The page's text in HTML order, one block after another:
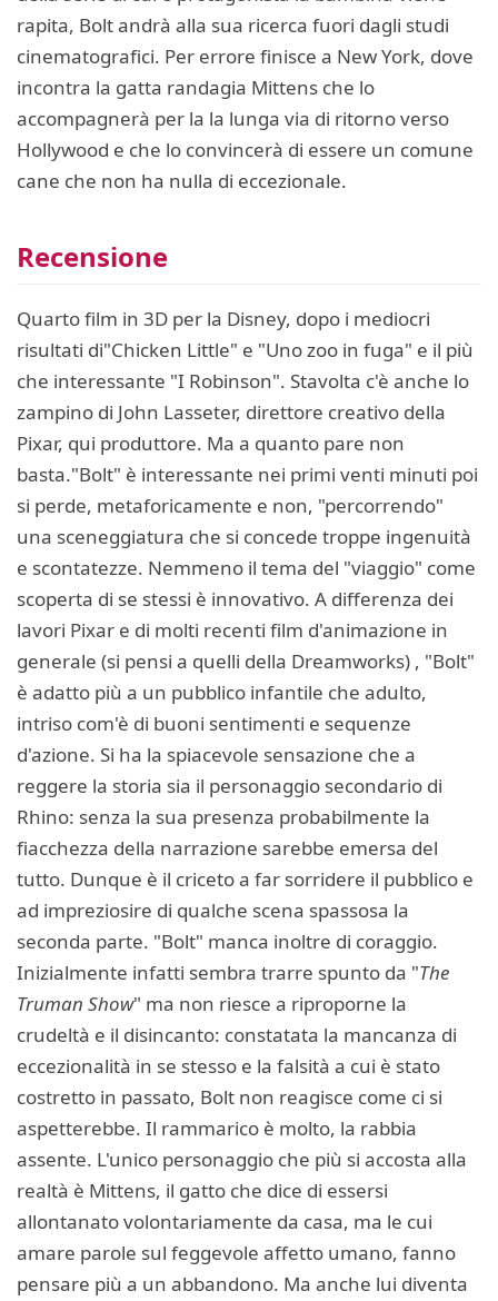
rapita, Bolt andrà alla sua ricerca fuori dagli studi
cinematografici. Per errore finisce a New York, dove
incontra la gatta randagia Mittens che lo
accompagnerà per la la lunga via di ritorno verso
Hollywood e che lo convincerà di essere un comune
cane che non ha nulla di eccezionale.
Recensione
Quarto film in 3D per la Disney, dopo i mediocri
risultati di"Chicken Little" e "Uno zoo in fuga" e il più
che interessante "I Robinson". Stavolta c'è anche lo
zampino di John Lasseter, direttore creativo della
Pixar, qui produttore. Ma a quanto pare non
basta."Bolt" è interessante nei primi venti minuti poi
si perde, metaforicamente e non, "percorrendo"
una sceneggiatura che si concede troppe ingenuità
e scontatezze. Nemmeno il tema del "viaggio" come
scoperta di se stessi è innovativo. A differenza dei
lavori Pixar e di molti recenti film d'animazione in
generale (si pensi a quelli della Dreamworks) , "Bolt"
è adatto più a un pubblico infantile che adulto,
intriso com'è di buoni sentimenti e sequenze
d'azione. Si ha la spiacevole sensazione che a
reggere la storia sia il personaggio secondario di
Rhino: senza la sua presenza probabilmente la
fiacchezza della narrazione sarebbe emersa del
tutto. Dunque è il criceto a far sorridere il pubblico e
ad impreziosire di qualche scena spassosa la
seconda parte. "Bolt" manca inoltre di coraggio.
Inizialmente infatti sembra trarre spunto da "The
Truman Show" ma non riesce a riproporne la
crudeltà e il disincanto: constatata la mancanza di
eccezionalità in se stesso e la falsità a cui è stato
costretto in passato, Bolt non reagisce come ci si
aspetterebbe. Il rammarico è molto, la rabbia
assente. L'unico personaggio che più si accosta alla
realtà è Mittens, il gatto che dice di essersi
allontanato volontariamente da casa, ma le cui
amare parole sul feggevole affetto umano, fanno
pensare più a un abbandono. Ma anche lui diventa